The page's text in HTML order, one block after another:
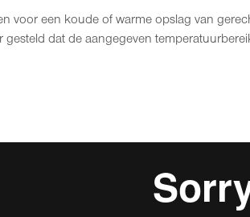
voor een koude of warme opslag van
gesteld dat de aangegeven